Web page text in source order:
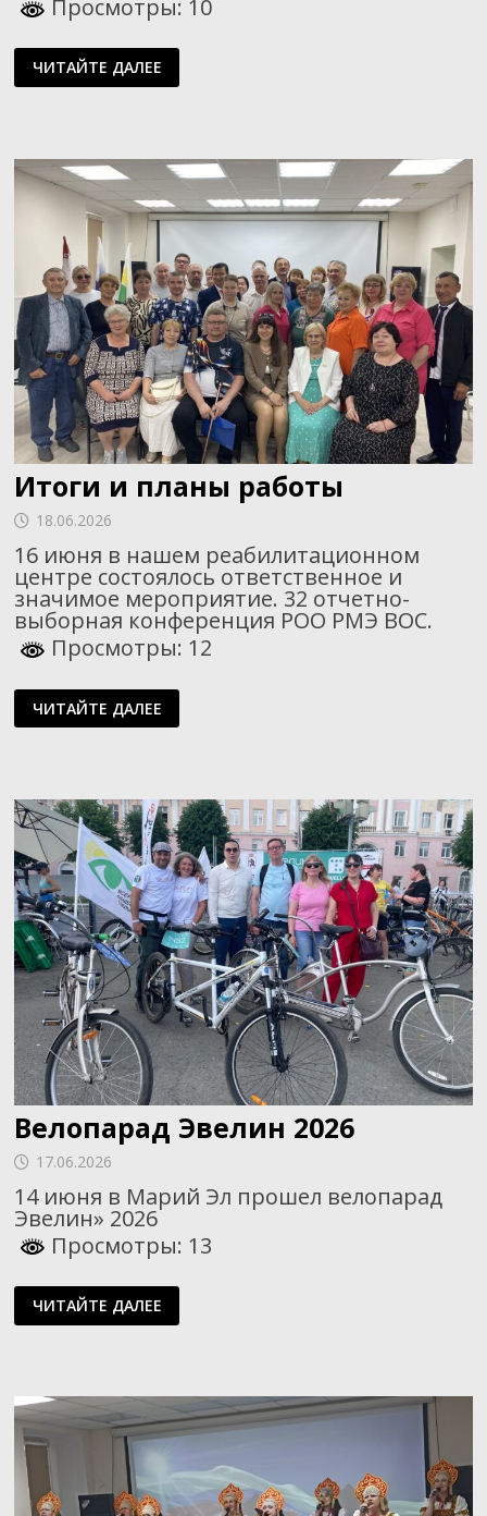
Просмотры: 10
СПОРТИВНЫЙ
ПРАЗДНИК
ДЛЯ
ЧИТАЙТЕ ДАЛЕЕ
Итоги и планы работы
18.06.2026
16 июня в нашем реабилитационном
центре состоялось ответственное и
значимое мероприятие. 32 отчетно-
выборная конференция РОО РМЭ ВОС.
Просмотры: 12
ИТОГИ
И
ПЛАНЫ
ЧИТАЙТЕ ДАЛЕЕ
Велопарад Эвелин 2026
17.06.2026
14 июня в Марий Эл прошел велопарад
Эвелин» 2026
Просмотры: 13
ВЕЛОПАРАД
ЭВЕЛИН
2026
ЧИТАЙТЕ ДАЛЕЕ